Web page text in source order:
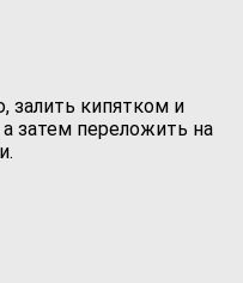
залить кипятком и
затем переложить на